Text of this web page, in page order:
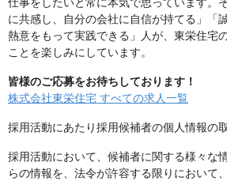
仕事をしたいと常に本気で思っています。
に共感し、自分の会社に自信が持てる」「
熱意をもって実践できる」人が、東栄住宅
ことを楽しみにしています。
皆様のご応募をお待ちしております！
株式会社東栄住宅 すべての求人一覧
採用活動にあたり採用候補者の個人情報の
採用活動において、候補者に関する様々な
らの情報を、法令が許容する限りにおいて